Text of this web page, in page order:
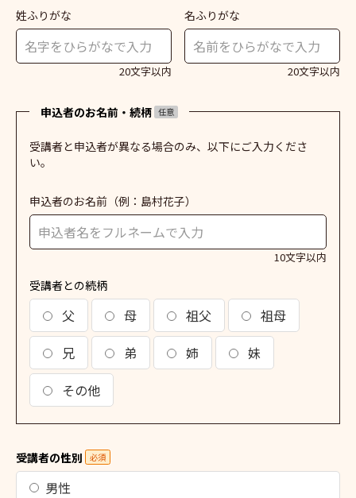
姓ふりがな
20文字以内
名ふりがな
20文字以内
申込者のお名前・続柄 任意
受講者と申込者が異なる場合のみ、以下にご入力くださ
い。
申込者のお名前 （例：島村花子）
10文字以内
受講者との続柄
父 母 祖父
祖母
兄
弟 姉
妹
その他
受講者の性別 必須
男性